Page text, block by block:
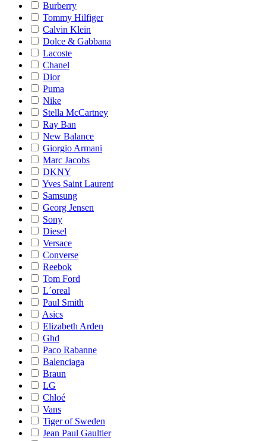
Burberry
Tommy Hilfiger
Calvin Klein
Dolce & Gabbana
Lacoste
Chanel
Dior
Puma
Nike
Stella McCartney
Ray Ban
New Balance
Giorgio Armani
Marc Jacobs
DKNY
Yves Saint Laurent
Samsung
Georg Jensen
Sony
Diesel
Versace
Converse
Reebok
Tom Ford
L´oreal
Paul Smith
Asics
Elizabeth Arden
Ghd
Paco Rabanne
Balenciaga
Braun
LG
Chloé
Vans
Tiger of Sweden
Jean Paul Gaultier